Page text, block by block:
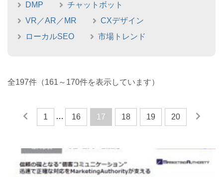
DMP
チャットボット
VR／AR／MR
CXデザイン
ローカルSEO
市場トレンド
全197件（161～170件を表示しています）
1 … 16 17 18 19 20